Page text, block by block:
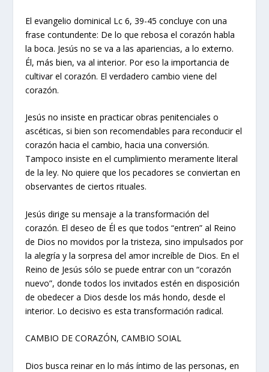
El evangelio dominical Lc 6, 39-45 concluye con una
frase contundente: De lo que rebosa el corazón habla
la boca. Jesús no se va a las apariencias, a lo externo.
Él, más bien, va al interior. Por eso la importancia de
cultivar el corazón. El verdadero cambio viene del
corazón.
Jesús no insiste en practicar obras penitenciales o
ascéticas, si bien son recomendables para reconducir el
corazón hacia el cambio, hacia una conversión.
Tampoco insiste en el cumplimiento meramente literal
de la ley. No quiere que los pecadores se conviertan en
observantes de ciertos rituales.
Jesús dirige su mensaje a la transformación del
corazón. El deseo de Él es que todos “entren” al Reino
de Dios no movidos por la tristeza, sino impulsados por
la alegría y la sorpresa del amor increíble de Dios. En el
Reino de Jesús sólo se puede entrar con un “corazón
nuevo”, donde todos los invitados estén en disposición
de obedecer a Dios desde los más hondo, desde el
interior. Lo decisivo es esta transformación radical.
CAMBIO DE CORAZÓN, CAMBIO SOIAL
Dios busca reinar en lo más íntimo de las personas, en